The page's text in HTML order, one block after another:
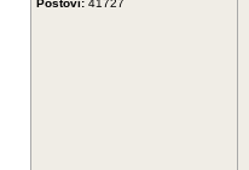
Postovi: 41727